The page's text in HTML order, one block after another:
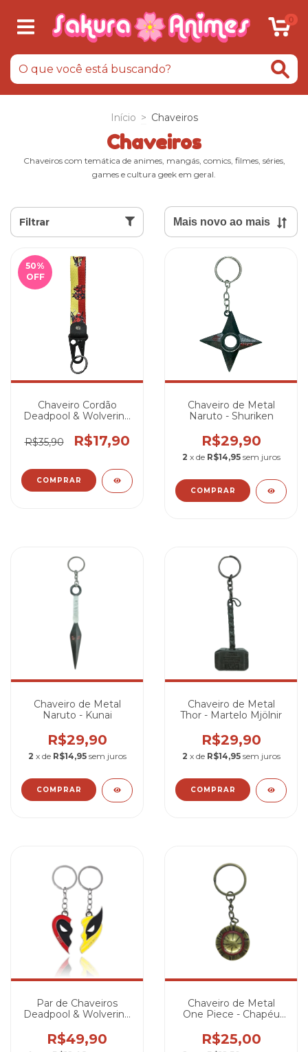
0
Início > Chaveiros
Chaveiros
Chaveiros com temática de animes, mangás, comics, filmes, séries,
games e cultura geek em geral.
Filtrar
50%
OFF
Chaveiro Cordão
Deadpool & Wolverine
R$35,90
R$17,90
Chaveiro de Metal
Naruto - Shuriken
R$29,90
2 x de R$14,95 sem juros
Chaveiro de Metal
Naruto - Kunai
R$29,90
2 x de R$14,95 sem juros
Chaveiro de Metal
Thor - Martelo Mjölnir
R$29,90
2 x de R$14,95 sem juros
Par de Chaveiros
Deadpool & Wolverine
R$49,90
Chaveiro de Metal
One Piece - Chapéu
R$25,00